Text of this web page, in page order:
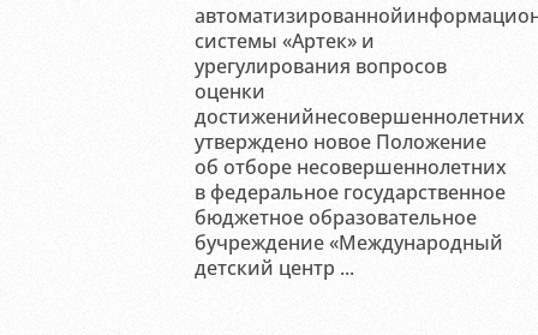
системы «Артек» и
урегулирования вопросов
оценки
достиженийнесовершеннолетних
утверждено новое Положение
об отборе несовершеннолетних
в федеральное государственное
бюджетное образовательное
бучреждение «Международный
детский центр ...